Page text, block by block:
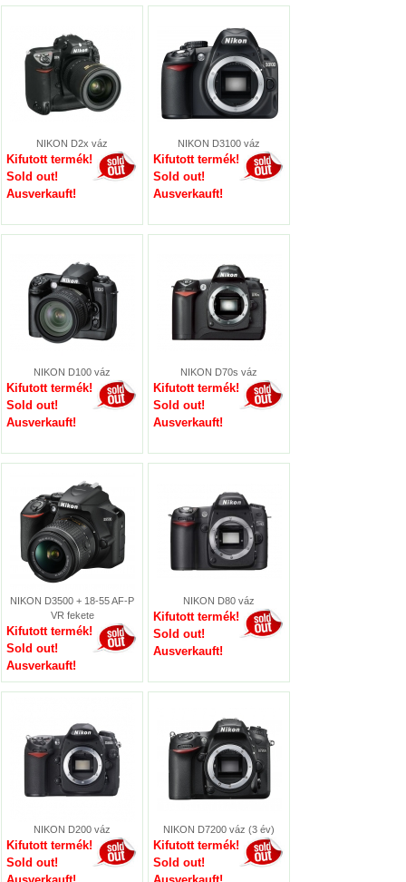
NIKON D2x váz
Kifutott termék!
Sold out!
Ausverkauft!
NIKON D3100 váz
Kifutott termék!
Sold out!
Ausverkauft!
NIKON D100 váz
Kifutott termék!
Sold out!
Ausverkauft!
NIKON D70s váz
Kifutott termék!
Sold out!
Ausverkauft!
NIKON D3500 + 18-55 AF-P
VR fekete
Kifutott termék!
Sold out!
Ausverkauft!
NIKON D80 váz
Kifutott termék!
Sold out!
Ausverkauft!
NIKON D200 váz
Kifutott termék!
Sold out!
NIKON D7200 váz (3 év)
Kifutott termék!
Sold out!